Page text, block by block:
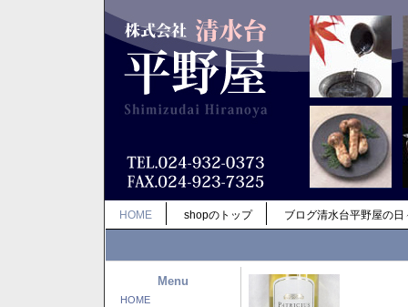
HOME shopのトップ ブログ清水台平野屋の日
Menu
HOME